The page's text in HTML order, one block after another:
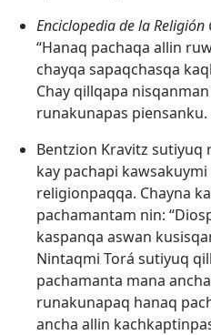
Enciclopedia de la Religión
“Hanaq pachaqa allin
chayqa sapaqchasqa
Chay qillqapa
runakunapas piensanku.
Bentzion Kravitz sutiyuq
kay pachapi
religionpaqqa. Chayna
pachamantam nin:
kaspanqa aswan
Nintaqmi Torá sutiyuq
pachamanta mana
runakunapaq hanaq
ancha allin